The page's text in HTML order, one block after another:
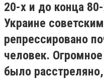
20-х и до конца
Украине
репрессировано
человек.
было